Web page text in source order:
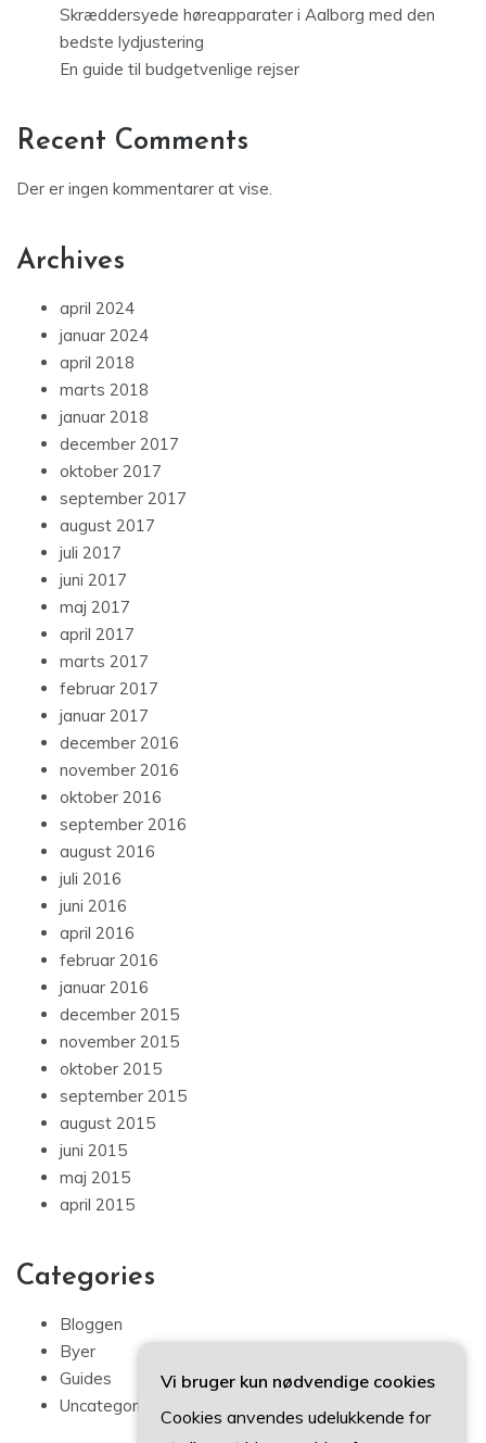
Skræddersyede høreapparater i Aalborg med den
bedste lydjustering
En guide til budgetvenlige rejser
Recent Comments
Der er ingen kommentarer at vise.
Archives
april 2024
januar 2024
april 2018
marts 2018
januar 2018
december 2017
oktober 2017
september 2017
august 2017
juli 2017
juni 2017
maj 2017
april 2017
marts 2017
februar 2017
januar 2017
december 2016
november 2016
oktober 2016
september 2016
august 2016
juli 2016
juni 2016
april 2016
februar 2016
januar 2016
december 2015
november 2015
oktober 2015
september 2015
august 2015
juni 2015
maj 2015
april 2015
Categories
Bloggen
Byer
Guides
Uncategorized
Vi bruger kun nødvendige cookies
Cookies anvendes udelukkende for